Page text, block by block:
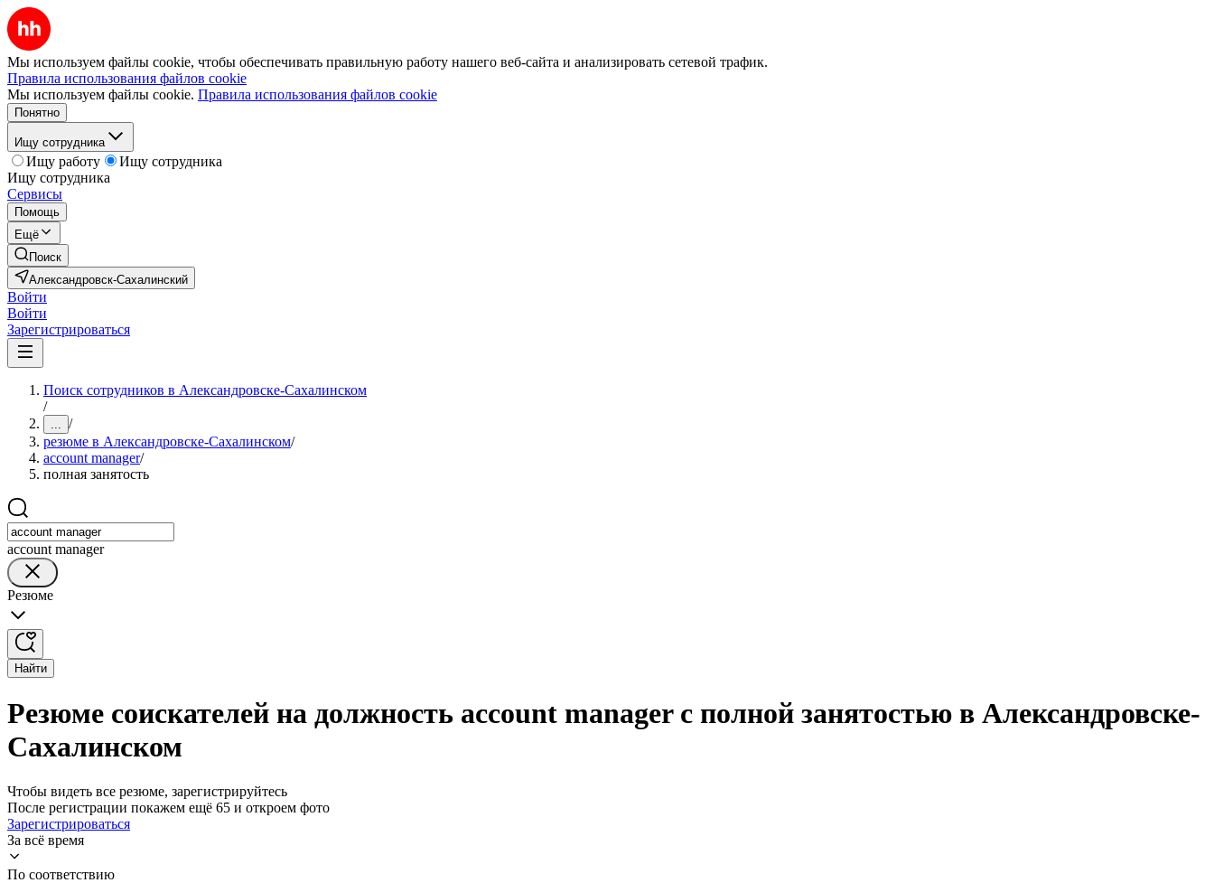
Мы используем файлы cookie, чтобы обеспечивать правильную работу нашего веб-сайта и анализировать сетевой трафик.
Правила использования файлов cookie
Мы используем файлы cookie. Правила использования файлов cookie
Понятно
Ищу сотрудника
Ищу работу
Ищу сотрудника
Ищу сотрудника
Сервисы
Помощь
Ещё
Поиск
Александровск-Сахалинский
Войти
Войти
Зарегистрироваться
Поиск сотрудников в Александровске-Сахалинском
/
... /
резюме в Александровске-Сахалинском/
account manager/
полная занятость
account manager
Резюме
Найти
Резюме соискателей на должность account manager с полной занятостью в Александровске-
Сахалинском
Чтобы видеть все резюме, зарегистрируйтесь
После регистрации покажем ещё 65 и откроем фото
Зарегистрироваться
За всё время
По соответствию